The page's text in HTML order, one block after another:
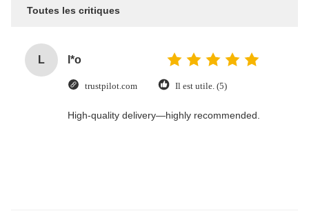
Toutes les critiques
L l*o
trustpilot.com Il est utile. (5)
High-quality delivery—highly recommended.